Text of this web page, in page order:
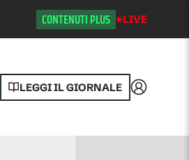
CONTENUTI PLUS LIVE
LEGGI IL GIORNALE Accedi